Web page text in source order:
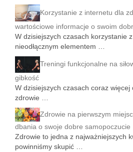
Korzystanie z internetu dla
wartościowe informacje o swoim
W dzisiejszych czasach korzystanie
nieodłącznym elementem …
Treningi funkcjonalne na
gibkość
W dzisiejszych czasach coraz więcej
zdrowie …
Zdrowie na pierwszym
dbania o swoje dobre samopoczucie
Zdrowie to jedna z najważniejszych
powinniśmy skupić …